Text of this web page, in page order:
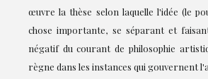
œuvre la thèse selon laquelle l'idée (le
chose importante, se séparant et
négatif du courant de philosophie
règne dans les instances qui gouvernent